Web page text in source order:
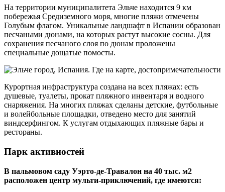
На территории муниципалитета Эльче находится 9 км
побережья Средиземного моря, многие пляжи отмечены
Голубым флагом. Уникальные ландшафт в Испании образован
песчаными дюнами, на которых растут высокие сосны. Для
сохранения песчаного слоя по дюнам проложены
специальные дощатые помосты.
Курортная инфраструктура создана на всех пляжах: есть
душевые, туалеты, прокат пляжного инвентаря и водного
снаряжения. На многих пляжах сделаны детские, футбольные
и волейбольные площадки, отведено место для занятий
виндсерфингом. К услугам отдыхающих пляжные бары и
рестораны.
Парк активностей
В пальмовом саду Уэрто-де-Травалон на 40 тыс. м2
расположен центр мульти-приключений, где имеются: